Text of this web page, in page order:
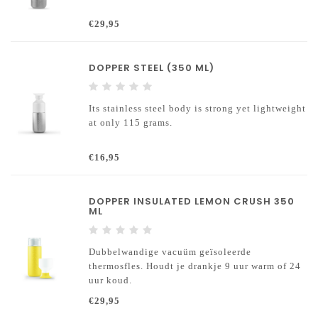
€29,95
DOPPER STEEL (350 ML)
Its stainless steel body is strong yet lightweight
at only 115 grams.
€16,95
DOPPER INSULATED LEMON CRUSH 350
ML
Dubbelwandige vacuüm geïsoleerde
thermosfles. Houdt je drankje 9 uur warm of 24
uur koud.
€29,95